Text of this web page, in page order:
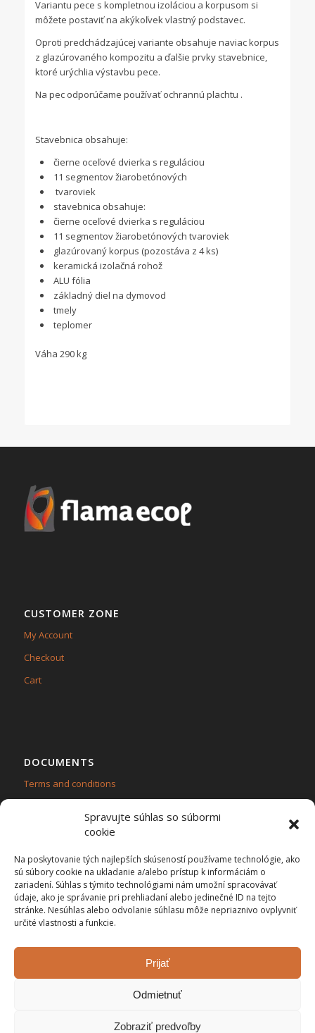
Spravujte súhlas so súbormi
cookie
Na poskytovanie tých najlepších skúseností používame technológie, ako
sú súbory cookie na ukladanie a/alebo prístup k informáciám o
zariadení. Súhlas s týmito technológiami nám umožní spracovávať
údaje, ako je správanie pri prehliadaní alebo jedinečné ID na tejto
stránke. Nesúhlas alebo odvolanie súhlasu môže nepriaznivo ovplyvniť
určité vlastnosti a funkcie.
Prijať
Odmietnuť
Zobraziť predvoľby
Variantu pece s kompletnou izoláciou a korpusom si
môžete postaviť na akýkoľvek vlastný podstavec.
Oproti predchádzajúcej variante obsahuje naviac korpus
z glazúrovaného kompozitu a ďalšie prvky stavebnice,
ktoré urýchlia výstavbu pece.
Na pec odporúčame používať ochrannú plachtu .
Stavebnica obsahuje:
čierne oceľové dvierka s reguláciou
11 segmentov žiarobetónových
tvaroviek
stavebnica obsahuje:
čierne oceľové dvierka s reguláciou
11 segmentov žiarobetónových tvaroviek
glazúrovaný korpus (pozostáva z 4 ks)
keramická izolačná rohož
ALU fólia
základný diel na dymovod
tmely
teplomer
Váha 290 kg
CUSTOMER ZONE
My Account
Checkout
Cart
DOCUMENTS
Terms and conditions
CONTACT
Flama ecol,s.r.o.
IČO: 47 509 511, IČ DPH: SK2023921581